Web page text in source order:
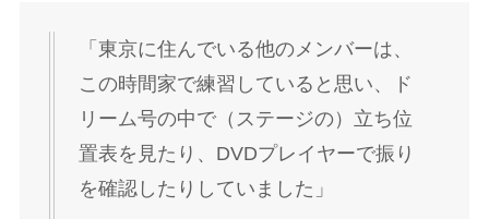
「東京に住んでいる他のメンバーは、
この時間家で練習していると思い、ド
リーム号の中で（ステージの）立ち位
置表を見たり、DVDプレイヤーで振り
を確認したりしていました」